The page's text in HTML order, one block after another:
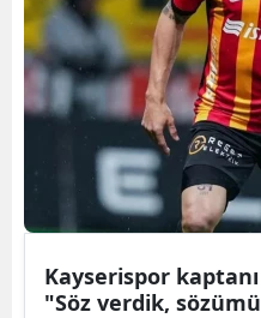
Kayserispor
"Söz verdik,